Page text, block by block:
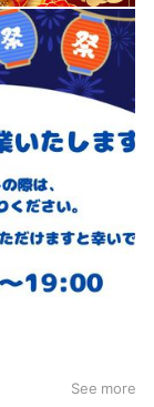
にも分かりや
にも対応して
See more